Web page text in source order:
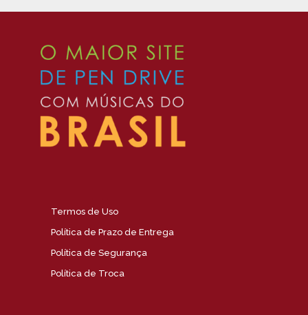
Termos de Uso
Política de Prazo de Entrega
Política de Segurança
Política de Troca